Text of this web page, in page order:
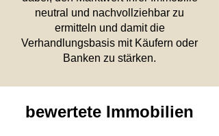
neutral und nachvollziehbar zu
ermitteln und damit die
Verhandlungsbasis mit Käufern oder
Banken zu stärken.
bewertete Immobilien